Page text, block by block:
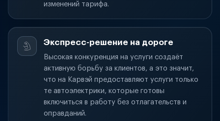
изменений тарифа.
Экспресс-решение на дороге
Высокая конкуренция на услуги создаёт
активную борьбу за клиентов, а это значит,
что на Карвэй предоставляют услуги только
те автоэлектрики, которые готовы
включиться в работу без отлагательств и
оправданий.